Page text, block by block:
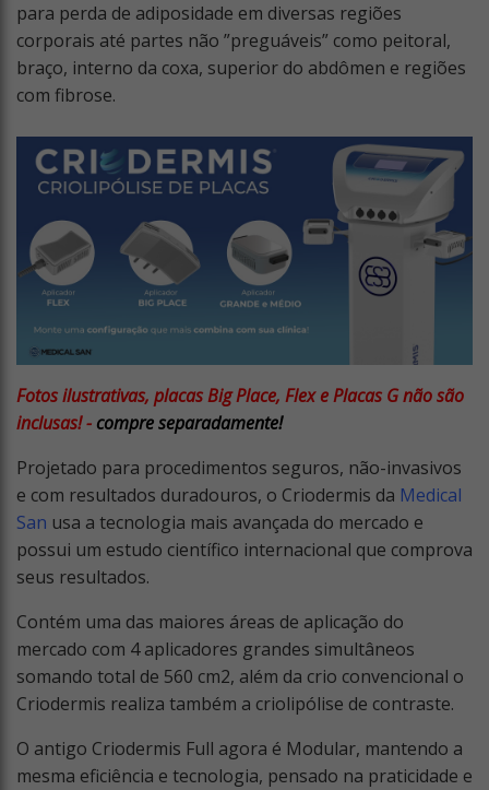
para perda de adiposidade em diversas regiões
corporais até partes não ”preguáveis” como peitoral,
braço, interno da coxa, superior do abdômen e regiões
com fibrose.
Fotos ilustrativas, placas Big Place, Flex e Placas G não são
inclusas! - compre separadamente!
Projetado para procedimentos seguros, não-invasivos
e com resultados duradouros, o Criodermis da Medical
San usa a tecnologia mais avançada do mercado e
possui um estudo científico internacional que comprova
seus resultados.
Contém uma das maiores áreas de aplicação do
mercado com 4 aplicadores grandes simultâneos
somando total de 560 cm2, além da crio convencional o
Criodermis realiza também a criolipólise de contraste.
O antigo Criodermis Full agora é Modular, mantendo a
mesma eficiência e tecnologia, pensado na praticidade e